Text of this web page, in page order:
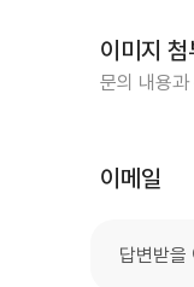
이미지 첨
문의 내용
이메일